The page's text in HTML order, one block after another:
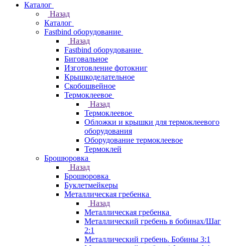
Каталог
Назад
Каталог
Fastbind оборудование
Назад
Fastbind оборудование
Биговальное
Изготовление фотокниг
Крышкоделательное
Скобошвейное
Термоклеевое
Назад
Термоклеевое
Обложки и крышки для термоклеевого
оборудования
Оборудование термоклеевое
Термоклей
Брошюровка
Назад
Брошюровка
Буклетмейкеры
Металлическая гребенка
Назад
Металлическая гребенка
Металлический гребень в бобинах/Шаг
2:1
Металлический гребень. Бобины 3:1